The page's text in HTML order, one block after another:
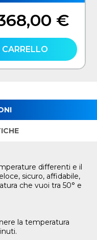
€
differenti e il
sicuro, affidabile,
che vuoi tra 50° e
la temperatura